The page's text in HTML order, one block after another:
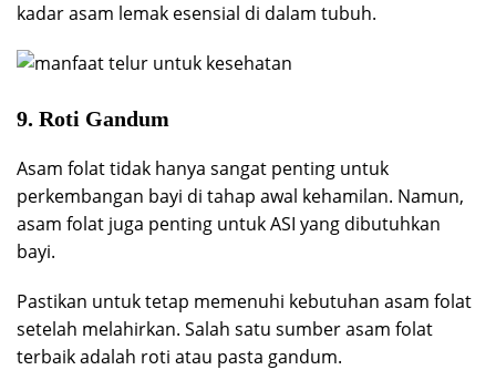
kadar asam lemak esensial di dalam tubuh.
9. Roti Gandum
Asam folat tidak hanya sangat penting untuk
perkembangan bayi di tahap awal kehamilan. Namun,
asam folat juga penting untuk ASI yang dibutuhkan
bayi.
Pastikan untuk tetap memenuhi kebutuhan asam folat
setelah melahirkan. Salah satu sumber asam folat
terbaik adalah roti atau pasta gandum.